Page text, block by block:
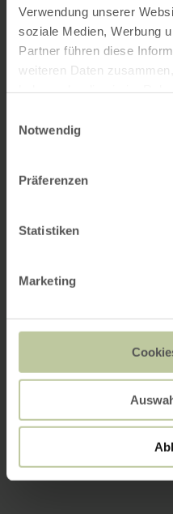
Verwendung unserer
soziale Medien, Werbung
Partner führen diese
weiteren Daten
Notwendig
Präferenzen
Statistiken
Marketing